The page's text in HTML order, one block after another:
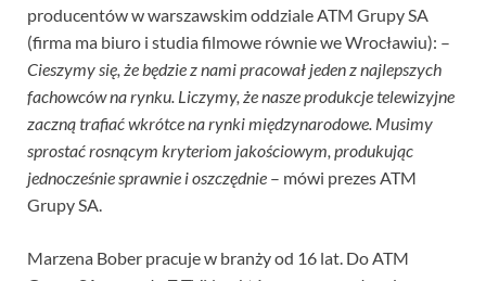
producentów w warszawskim oddziale ATM Grupy SA
(firma ma biuro i studia filmowe równie we Wrocławiu): –
Cieszymy się, że będzie z nami pracował jeden z najlepszych
fachowców na rynku. Liczymy, że nasze produkcje telewizyjne
zaczną trafiać wkrótce na rynki międzynarodowe. Musimy
sprostać rosnącym kryteriom jakościowym, produkując
jednocześnie sprawnie i oszczędnie – mówi prezes ATM
Grupy SA.
Marzena Bober pracuje w branży od 16 lat. Do ATM